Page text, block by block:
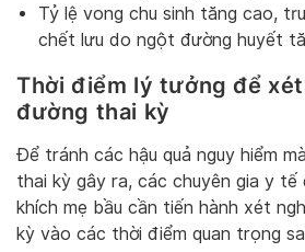
Tỷ lệ vong chu sinh tăng cao,
chết lưu do ngột đường huyết
Thời điểm lý tưởng để
đường thai kỳ
Để tránh các hậu quả nguy hiểm
thai kỳ gây ra, các chuyên gia y tế
khích mẹ bầu cần tiến hành xét
kỳ vào các thời điểm quan trọng